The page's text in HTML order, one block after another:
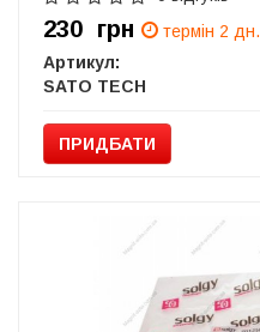
230 грн
термін 2 дн.
Артикул:
SATO TECH
ПРИДБАТИ